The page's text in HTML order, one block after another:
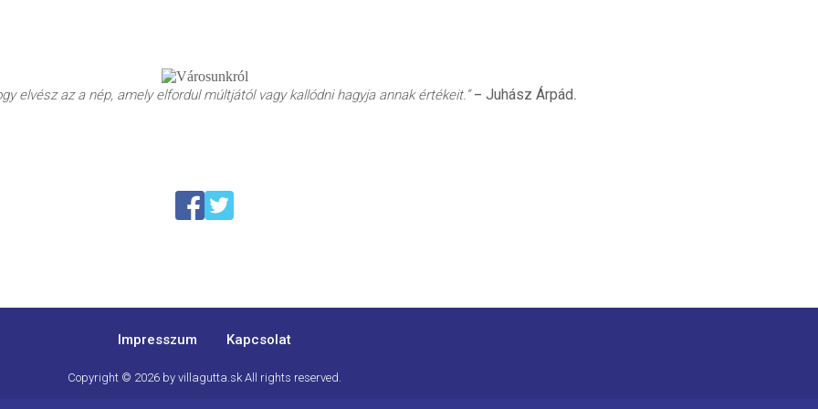
elvész az a nép, amely elfordul múltjától vagy kallódni hagyja annak értékeit.”– Juhász Árpád.
Impresszum Kapcsolat
Copyright © 2026 by villagutta.skAll rights reserved.